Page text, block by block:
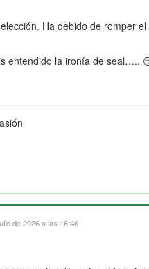
Ha debido de romper
entendido la ironía de seal…..
de 2026 a las 16:46